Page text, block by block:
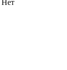
Нет